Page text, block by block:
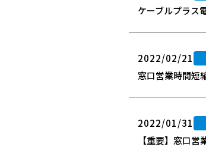
ケーブルプラス
2022/02/21
窓口営業時間短
2022/01/31
【重要】窓口